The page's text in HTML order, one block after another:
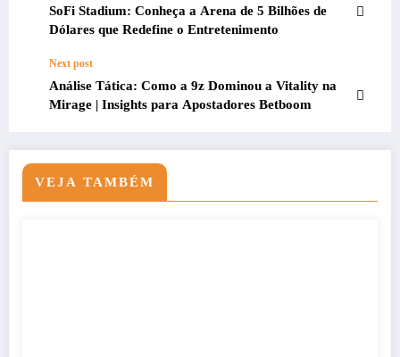
SoFi Stadium: Conheça a Arena de 5 Bilhões de
Dólares que Redefine o Entretenimento
Next post
Análise Tática: Como a 9z Dominou a Vitality na
Mirage | Insights para Apostadores Betboom
VEJA TAMBÉM